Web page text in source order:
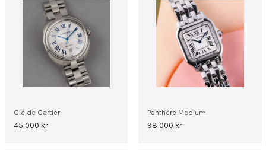
Clé de Cartier
45 000 kr
Panthère Medium
98 000 kr